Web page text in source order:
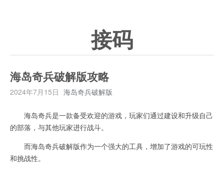
接码
海岛奇兵破解版攻略
2024年7月15日 海岛奇兵破解版
海岛奇兵是一款备受欢迎的游戏，玩家们通过建设和升级自己
的部落，与其他玩家进行战斗。
而海岛奇兵破解版作为一个强大的工具，增加了游戏的可玩性
和挑战性。